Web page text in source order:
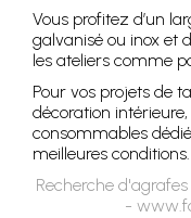
Vous profitez d’un
galvanisé ou inox et
les ateliers comme
Pour vos projets de
décoration
consommables
meilleures conditions.
Recherche
-